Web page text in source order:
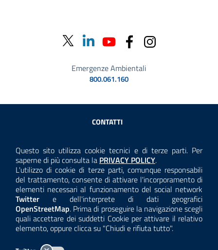
Questo sito utilizza cookie tecnici e di terze parti. Per
saperne di più consulta la Consulta la
PRIVACY POLICY.
L'utilizzo di cookie di terze parti, comunque responsabili
del trattamento, consente di attivare l'incorporamento di
elementi necessari al funzionamento del social network
Twitter e dell'interprete di dati geografici
OpenStreetMap. Prima di proseguire la navigazione scegli
quali accettare dei suddetti Cookie per attivare il relativo
elemento, oppure clicca su "Chiudi e rifiuta tutto".
Emergenze Ambientali
800.061.160
Sezione Link Utili
CONTATTI
ANTICORRUZIONE
ACCESSIBILITÀ
COOKIE E PRIVACY
TEMI A-Z